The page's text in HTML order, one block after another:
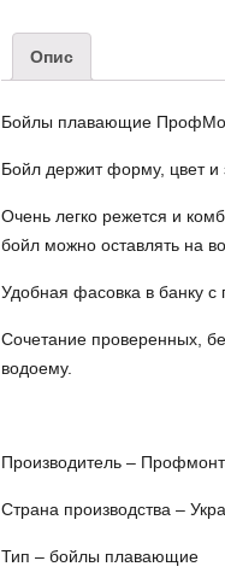
Опис
Бойлы плавающие
Бойл держит форму, цвет и
Очень легко режется и
бойл можно оставлять на
Удобная фасовка в банку
Сочетание проверенных,
водоему.
Производитель –
Страна производства –
Тип – бойлы плавающие